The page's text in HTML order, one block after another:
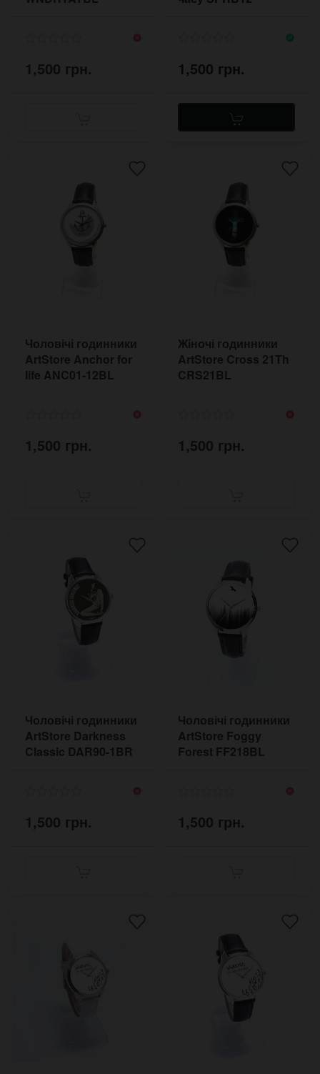
1,500 грн. 1,500 грн.
Чоловічі годинники
ArtStore Anchor for
life ANC01-12BL
1,500 грн.
Жіночі годинники
ArtStore Cross 21Th
CRS21BL
1,500 грн.
Чоловічі годинники
ArtStore Darkness
Classic DAR90-1BR
1,500 грн.
Чоловічі годинники
ArtStore Foggy
Forest FF218BL
1,500 грн.